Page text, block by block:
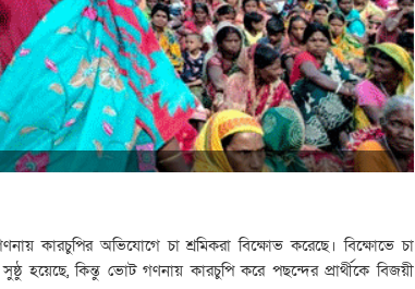
কারচুপির অভিযোগে চা শ্রমিকরা বিক্ষোভ করেছে। বিক্ষোভে চা
হয়েছে, কিন্তু ভোট গণনায় কারচুপি করে পছন্দের প্রার্থীকে বিজয়ী